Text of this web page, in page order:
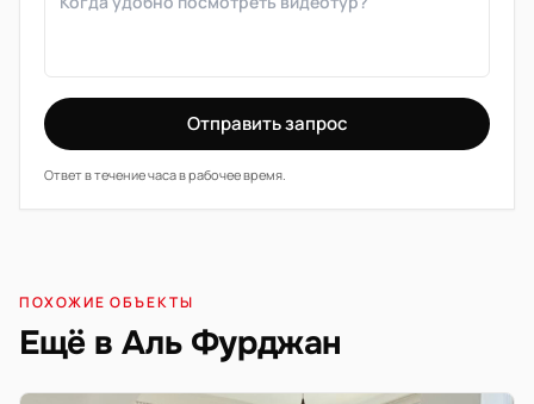
Отправить запрос
Ответ в течение часа в рабочее время.
ПОХОЖИЕ ОБЪЕКТЫ
Ещё в Аль Фурджан